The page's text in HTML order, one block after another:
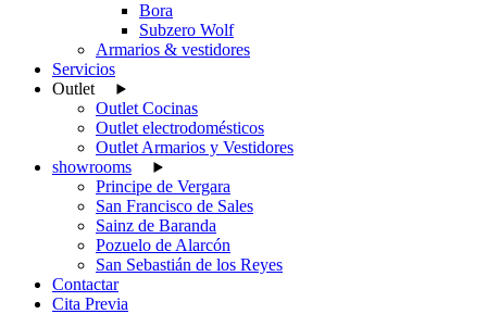
Bora
Subzero Wolf
Armarios & vestidores
Servicios
Outlet
Outlet Cocinas
Outlet electrodomésticos
Outlet Armarios y Vestidores
showrooms
Principe de Vergara
San Francisco de Sales
Sainz de Baranda
Pozuelo de Alarcón
San Sebastián de los Reyes
Contactar
Cita Previa